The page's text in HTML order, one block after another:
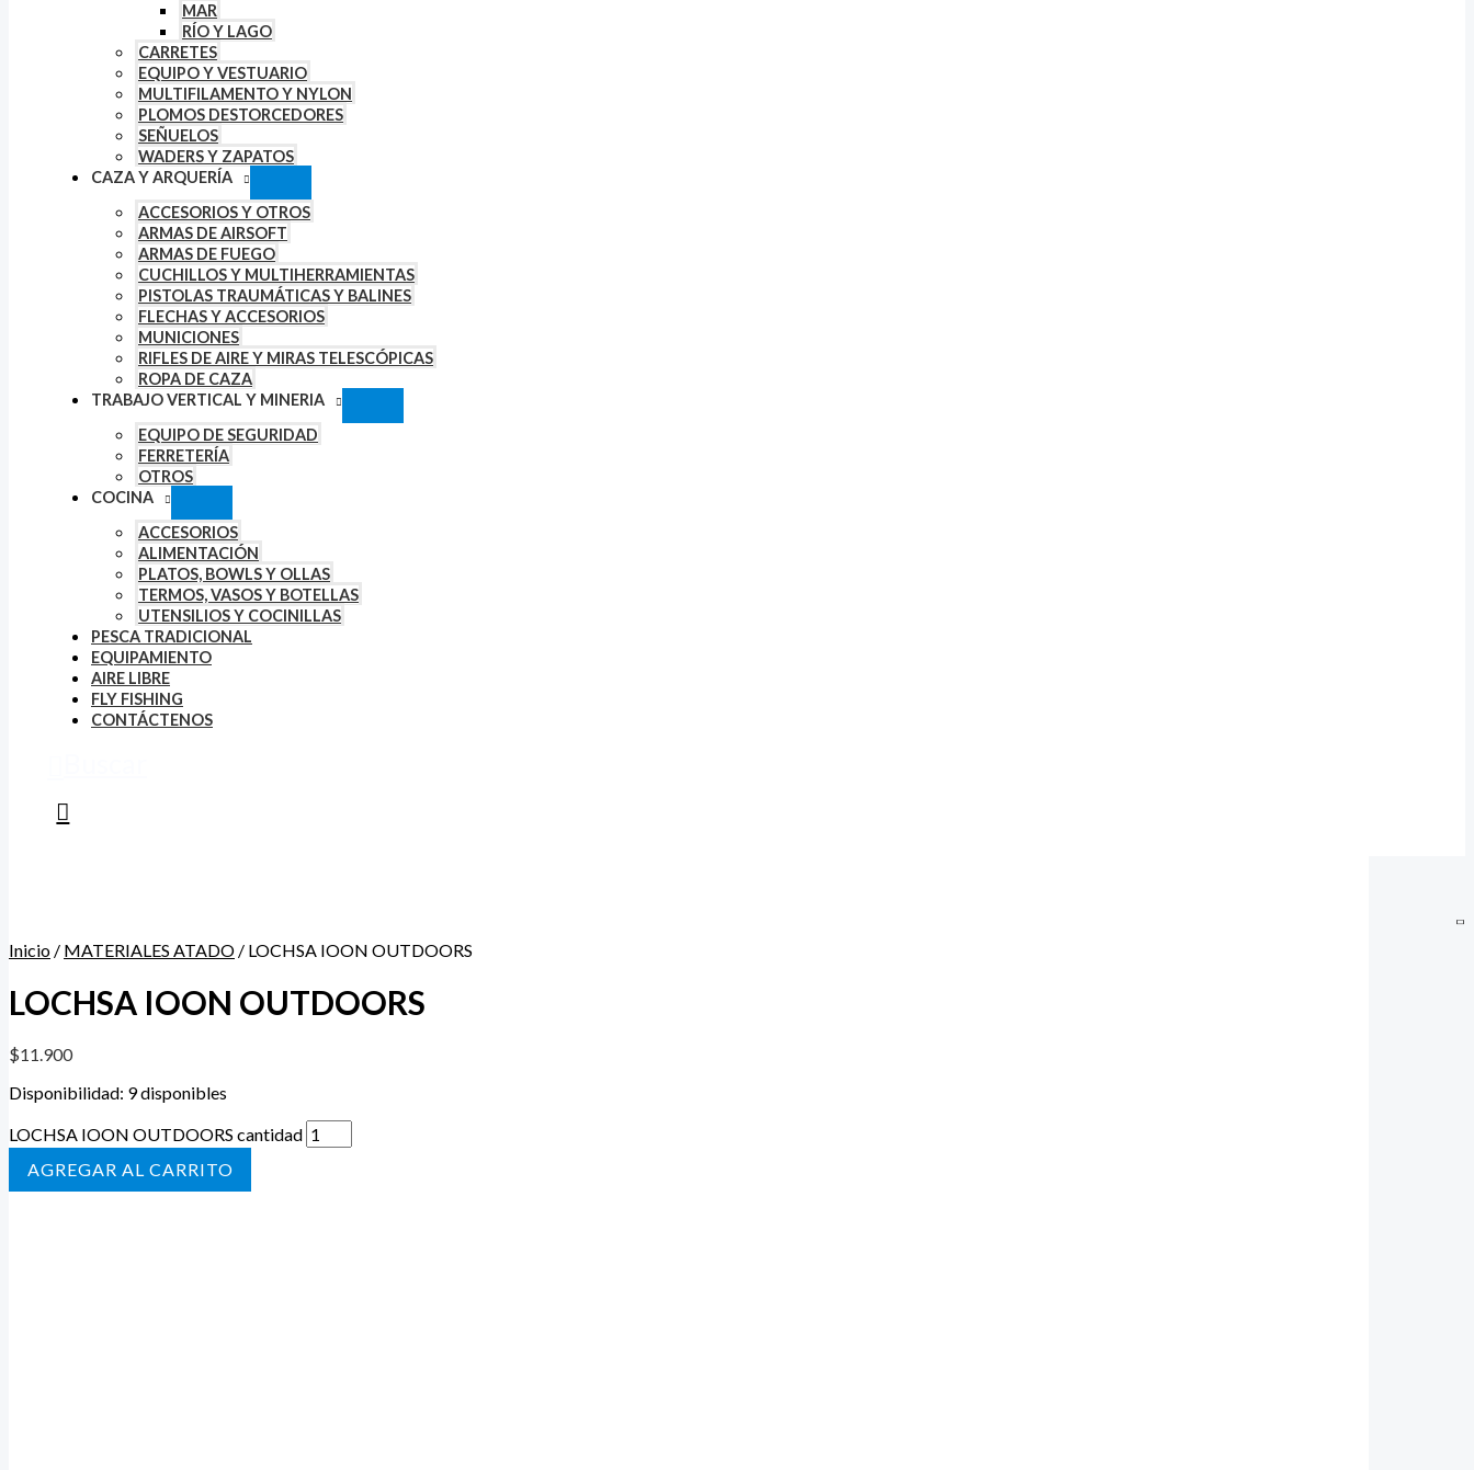
MAR
RÍO Y LAGO
CARRETES
EQUIPO Y VESTUARIO
MULTIFILAMENTO Y NYLON
PLOMOS DESTORCEDORES
SEÑUELOS
WADERS Y ZAPATOS
CAZA Y ARQUERÍA
ACCESORIOS Y OTROS
ARMAS DE AIRSOFT
ARMAS DE FUEGO
CUCHILLOS Y MULTIHERRAMIENTAS
PISTOLAS TRAUMÁTICAS Y BALINES
FLECHAS Y ACCESORIOS
MUNICIONES
RIFLES DE AIRE Y MIRAS TELESCÓPICAS
ROPA DE CAZA
TRABAJO VERTICAL Y MINERIA
EQUIPO DE SEGURIDAD
FERRETERÍA
OTROS
COCINA
ACCESORIOS
ALIMENTACIÓN
PLATOS, BOWLS Y OLLAS
TERMOS, VASOS Y BOTELLAS
UTENSILIOS Y COCINILLAS
PESCA TRADICIONAL
EQUIPAMIENTO
AIRE LIBRE
FLY FISHING
CONTÁCTENOS
Inicio / MATERIALES ATADO / LOCHSA IOON OUTDOORS
LOCHSA IOON OUTDOORS
$11.900
Disponibilidad: 9 disponibles
LOCHSA IOON OUTDOORS cantidad
AÑADIR AL CARRITO